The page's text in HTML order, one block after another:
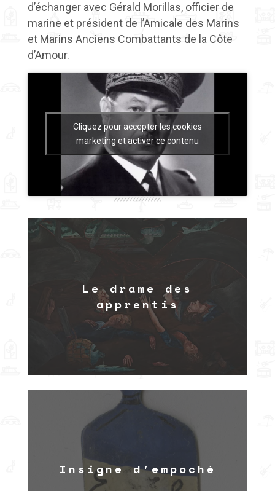
d’échanger avec Gérald Morillas, officier de
marine et président de l’Amicale des Marins
et Marins Anciens Combattants de la Côte
d’Amour.
Cliquez pour accepter les cookies
marketing et activer ce contenu
Le drame des
apprentis
Insigne d'empoché